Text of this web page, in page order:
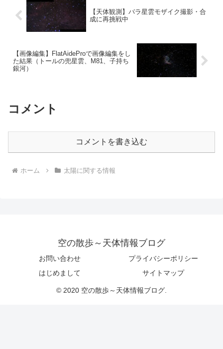
【天体観測】バラ星雲モザイク撮影・合
成に再挑戦中
【画像編集】FlatAideProで画像編集をし
た結果（トールの兜星雲、M81、子持ち
銀河）
コメント
コメントを書き込む
ホーム 太陽に関する情報
空の散歩～天体情報ブログ
お問い合わせ
プライバシーポリシー
はじめまして
サイトマップ
© 2020 空の散歩～天体情報ブログ.